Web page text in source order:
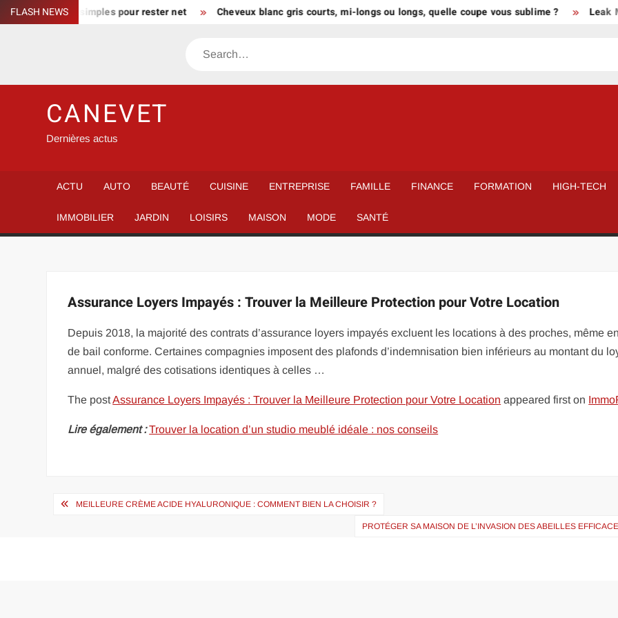
Skip
to
FLASH NEWS
: gestes simples pour rester net Cheveux blanc gris courts, mi-longs ou longs, quelle coupe vous sublime ? Leak
Search
CANEVET
Dernières actus
ACTU AUTO BEAUTÉ CUISINE ENTREPRISE FAMILLE FINANCE FORMATION HIGH-TECH
IMMOBILIER JARDIN LOISIRS MAISON MODE SANTÉ
Assurance Loyers Impayés : Trouver la Meilleure Protection pour Votre Location
Depuis 2018, la majorité des contrats d’assurance loyers impayés excluent les locations à des proches, même
de bail conforme. Certaines compagnies imposent des plafonds d’indemnisation bien inférieurs au montant du
annuel, malgré des cotisations identiques à celles …
The postAssurance Loyers Impayés : Trouver la Meilleure Protection pour Votre Location appeared first on
Lire également : Trouver la location d’un studio meublé idéale : nos conseils
Navigation
MEILLEURE CRÈME ACIDE HYALURONIQUE : COMMENT BIEN LA CHOISIR ?
PROTÉGER SA MAISON DE L’INVASION DES ABEILLES